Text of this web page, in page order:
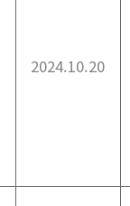
2024.10.20